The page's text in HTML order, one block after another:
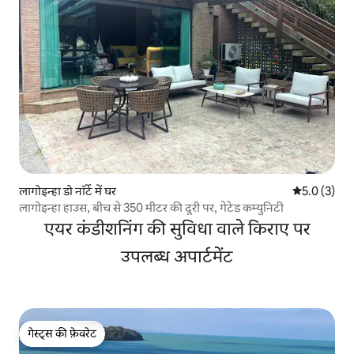
लागोइन्हा डो नॉर्टे में घर औसत रेटिंग 5
5.0 (3)
लागोइन्हा हाउस, बीच से 350 मीटर की दूरी पर, गेटेड कम्युनिटी
एयर कंडीशनिंग की सुविधा वाले किराए पर
उपलब्ध अपार्टमेंट
गेस्ट्स की फ़ेवरेट
गेस्ट्स की फ़ेवरेट